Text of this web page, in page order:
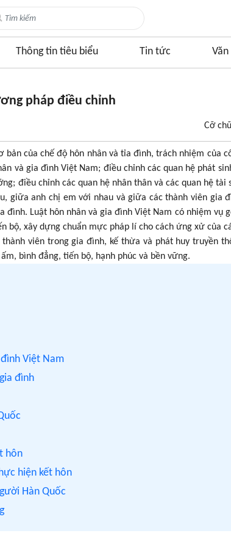
Thông tin tiêu biểu Tin tức
pháp điều chỉnh
Cỡ
của chế độ hôn nhân và tỉa đình, trách nhiệm của
và gia đình Việt Nam; điều chỉnh các quan hệ phát
điều chỉnh các quan hệ nhân thân và các quan hệ tài
giữa anh chị em với nhau và giữa các thành viên gia
Luật hôn nhân và gia đình Việt Nam có nhiệm vụ
bộ, xây dựng chuẩn mực pháp lí cho cách ứng xử của
viên trong gia đình, kế thừa và phát huy truyền
bình đẳng, tiến bộ, hạnh phúc và bền vững.
Việt Nam
đình
hôn
hiện kết hôn
Hàn Quốc